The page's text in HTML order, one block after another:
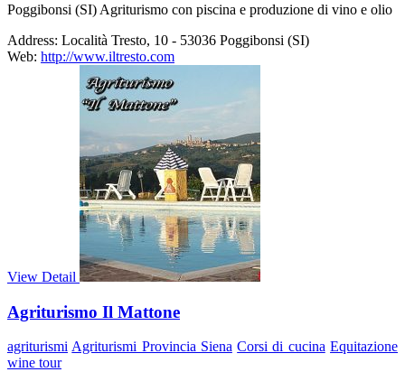
Poggibonsi (SI) Agriturismo con piscina e produzione di vino e olio
Address: Località Tresto, 10 - 53036 Poggibonsi (SI)
Web: http://www.iltresto.com
View Detail
Agriturismo Il Mattone
agriturismi Agriturismi Provincia Siena Corsi di cucina Equitazione
wine tour